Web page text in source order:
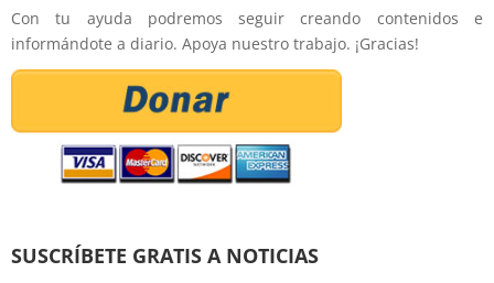
Con tu ayuda podremos seguir creando contenidos e
informándote a diario. Apoya nuestro trabajo. ¡Gracias!
SUSCRÍBETE GRATIS A NOTICIAS